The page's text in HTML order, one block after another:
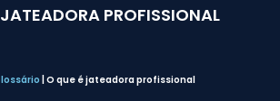
PROFISSIONAL
O que é jateadora profissional